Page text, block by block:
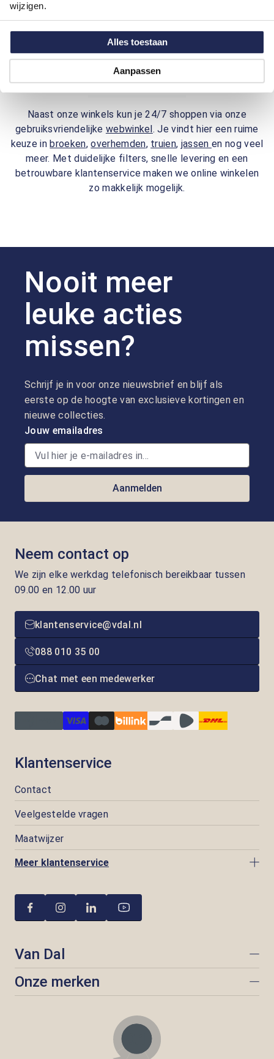
wijzigen.
Alles toestaan
Aanpassen
Online bereikbaarheid
Naast onze winkels kun je 24/7 shoppen via onze
gebruiksvriendelijke webwinkel. Je vindt hier een ruime
keuze inbroeken,overhemden, truien, jassen en nog veel
meer. Met duidelijke filters, snelle levering en een
betrouwbare klantenservice maken we online winkelen
zo makkelijk mogelijk.
Nooit meer
leuke acties
missen?
Schrijf je in voor onze nieuwsbrief en blijf als
eerste op de hoogte van exclusieve kortingen en
nieuwe collecties.
Jouw emailadres
Aanmelden
Neem contact op
We zijn elke werkdag telefonisch bereikbaar tussen
09.00 en 12.00 uur
klantenservice@vdal.nl
088 010 35 00
Chat met een medewerker
Klantenservice
Contact
Veelgestelde vragen
Maatwijzer
Meer klantenservice
Van Dal
Onze merken